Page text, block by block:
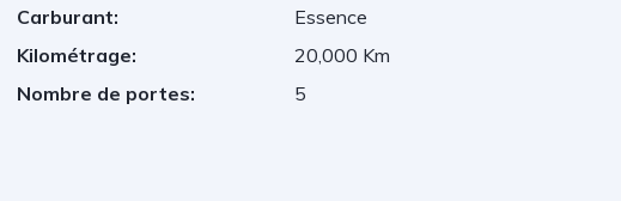
Carburant:
Essence
Kilométrage:
20,000 Km
Nombre de portes:
5